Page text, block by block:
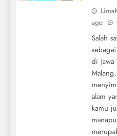
ago
Salah
di
alam
kamu